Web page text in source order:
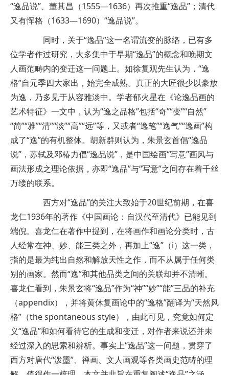
“逸品说”、董其昌（1555—1636）再次推重“逸品”；清代
又有恽格（1633—1690）“逸品说”。
同时，关于“逸品”这一名谓流变的脉络，已有多
位学者作过研究，大多集中于早期“逸品”的概念和晚期文
人画范畴内的变迁这一问题上。如徐复观先生认为，“逸
格”自元季四大家出，始完全成熟。真正的大匠很少以豪放
为逸，乃多见于从容雅淡中。学者郁火星在《论逸品画的
艺术特征》一文中，认为“逸之品格”包括“奇”“变”“自然”
“简”“雅”“清”“淡”“高”“远”等，又或者“逸笔”“逸气”“逸画”构
成了“逸”的有机整体。胡新群则认为，朱景玄首倡“逸品
说”，苏轼及邓椿力倡“逸品说”，是中国绘画“写意”画风与
画法形成之理论依据，亦即“逸品”与“写意”之间存在着千丝
万缕的联系。
西方对“逸品”的关注大致始于20世纪前期，在喜
龙仁1936年的著作《中国画论：自汉代至清代》已能见到
端倪。喜龙仁在著作中提到，在将画作和画论分类时，古
人经常在神、妙、能三类之外，再加上“逸”（i）这一类，
指的是最为纯出自然和解放天性之作，而不从属于任何类
别的画家。然而“逸”和其他品类之间的关联却并不清晰。
喜龙仁看到，朱景玄将“逸品”作为“神”“妙”“能”三品的补充
（appendix），并将黄休复画论中的“逸格”翻译为“天然风
格”（the spontaneous style），由此可见，究竟如何定
义“逸品”和如何看待它的生成和变迁，对作者来说还并未
经过深入的思索和辨析。事实上“逸品”这一问题，贯穿了
西方对唐代“泼墨”、禅画、文人画观等各类画史范畴的理